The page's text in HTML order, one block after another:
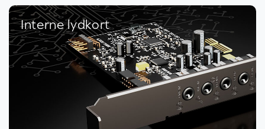
Interne lydkort